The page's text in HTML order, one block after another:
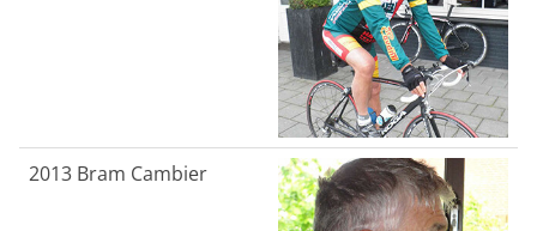
2013 Bram Cambier